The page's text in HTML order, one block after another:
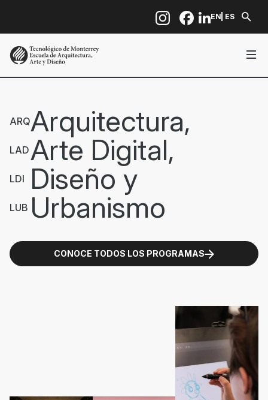
EN ES
ARQ
LAD
LDI
LUB
Arquitectura,
Arte Digital,
Diseño y
Urbanismo
CONOCE TODOS LOS PROGRAMAS